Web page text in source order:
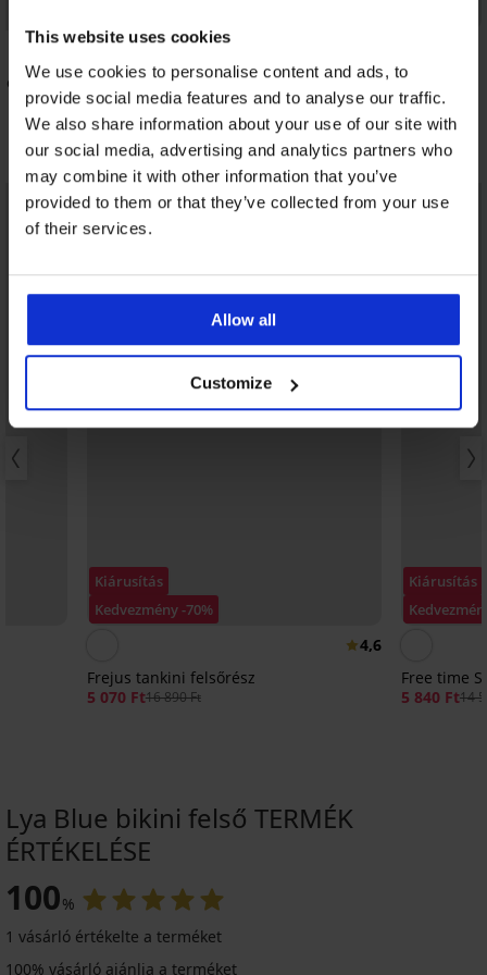
This website uses cookies
We use cookies to personalise content and ads, to
provide social media features and to analyse our traffic.
We also share information about your use of our site with
our social media, advertising and analytics partners who
may combine it with other information that you’ve
provided to them or that they’ve collected from your use
of their services.
Allow all
Customize
Scallop bikinifelső
5 310 Ft17 690 Ft
Fedezzen fel hasonló darabokat
LIMITED
Kiárusítás
Kedvezmény -70%
LIMITED
4,6
Frejus tankini felsőrész
5 070 Ft16 890 Ft
Kiárusítás
Free time
5 840 Ft14
Kiárusítás -70%
Kiárusítás -70%
Kiárusítás -50%
LIMITED -50%
Lya Blue bikini felső TERMÉK
ÉRTÉKELÉSE
100%
1 vásárló értékelte a terméket
100% vásárló ajánlja a terméket